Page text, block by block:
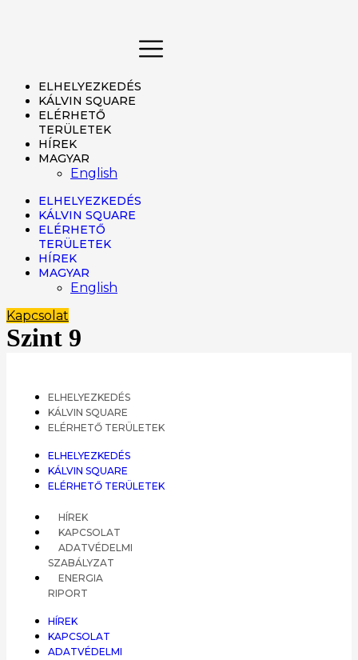
ELHELYEZKEDÉS
KÁLVIN SQUARE
ELÉRHETŐ
TERÜLETEK
HÍREK
MAGYAR
English
ELHELYEZKEDÉS
KÁLVIN SQUARE
ELÉRHETŐ
TERÜLETEK
HÍREK
MAGYAR
English
Kapcsolat
Szint 9
ELHELYEZKEDÉS
KÁLVIN SQUARE
ELÉRHETŐ TERÜLETEK
ELHELYEZKEDÉS
KÁLVIN SQUARE
ELÉRHETŐ TERÜLETEK
HÍREK
KAPCSOLAT
ADATVÉDELMI
SZABÁLYZAT
ENERGIA
RIPORT
HÍREK
KAPCSOLAT
ADATVÉDELMI